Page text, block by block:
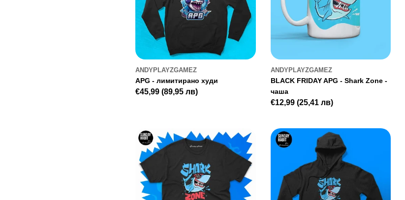
ANDYPLAYZGAMEZ
APG - лимитирано худи
Редовна
€45,99 (89,95 лв)
ANDYPLAYZGAMEZ
BLACK FRIDAY APG - Shark Zone -
чаша
Редовна
€12,99 (25,41 лв)